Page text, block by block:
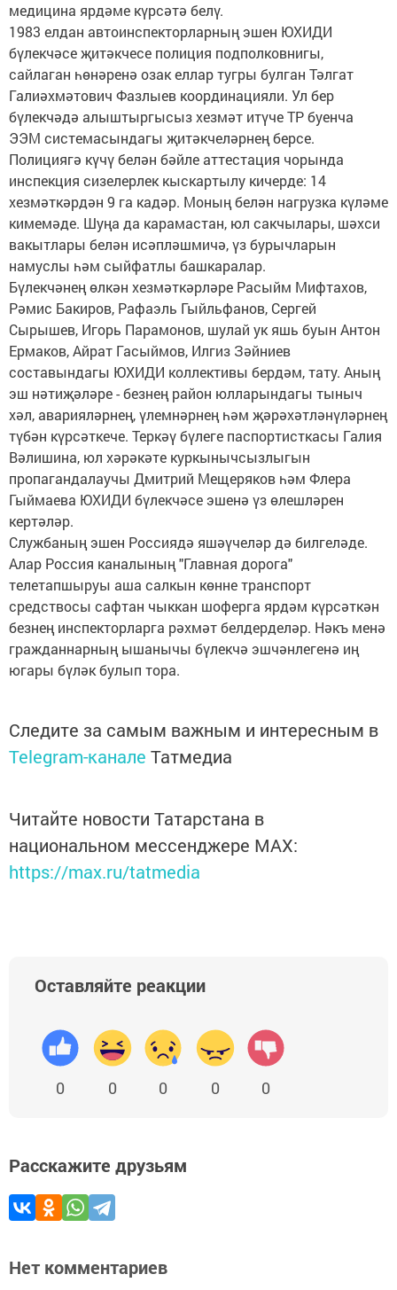
медицина ярдәме күрсәтә белү.
1983 елдан автоинспекторларның эшен ЮХИДИ
бүлекчәсе җитәкчесе полиция подполковнигы,
сайлаган һөнәренә озак еллар тугры булган Тәлгат
Галиәхмәтович Фазлыев координацияли. Ул бер
бүлекчәдә алыштыргысыз хезмәт итүче ТР буенча
ЭЭМ системасындагы җитәкчеләрнең берсе.
Полициягә күчү белән бәйле аттестация чорында
инспекция сизелерлек кыскартылу кичерде: 14
хезмәткәрдән 9 га кадәр. Моның белән нагрузка күләме
кимемәде. Шуңа да карамастан, юл сакчылары, шәхси
вакытлары белән исәпләшмичә, үз бурычларын
намуслы һәм сыйфатлы башкаралар.
Бүлекчәнең өлкән хезмәткәрләре Расыйм Мифтахов,
Рәмис Бакиров, Рафаэль Гыйльфанов, Сергей
Сырышев, Игорь Парамонов, шулай ук яшь буын Антон
Ермаков, Айрат Гасыймов, Илгиз Зәйниев
составындагы ЮХИДИ коллективы бердәм, тату. Аның
эш нәтиҗәләре - безнең район юлларындагы тыныч
хәл, аварияләрнең, үлемнәрнең һәм җәрәхәтләнүләрнең
түбән күрсәткече. Теркәү бүлеге паспортисткасы Галия
Вәлишина, юл хәрәкәте куркынычсызлыгын
пропагандалаучы Дмитрий Мещеряков һәм Флера
Гыймаева ЮХИДИ бүлекчәсе эшенә үз өлешләрен
кертәләр.
Службаның эшен Россиядә яшәүчеләр дә билгеләде.
Алар Россия каналының "Главная дорога"
телетапшыруы аша салкын көнне транспорт
средствосы сафтан чыккан шоферга ярдәм күрсәткән
безнең инспекторларга рәхмәт белдерделәр. Нәкъ менә
гражданнарның ышанычы бүлекчә эшчәнлегенә иң
югары бүләк булып тора.
Следите за самым важным и интересным в
Telegram-канале Татмедиа
Читайте новости Татарстана в
национальном мессенджере MАХ:
https://max.ru/tatmedia
Оставляйте реакции
0 0 0 0 0
Расскажите друзьям
Нет комментариев